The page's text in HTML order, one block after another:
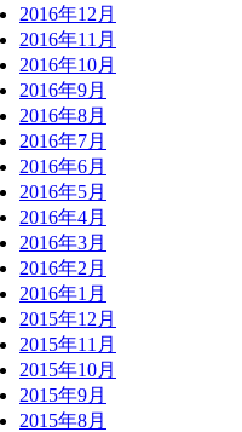
2016年12月
2016年11月
2016年10月
2016年9月
2016年8月
2016年7月
2016年6月
2016年5月
2016年4月
2016年3月
2016年2月
2016年1月
2015年12月
2015年11月
2015年10月
2015年9月
2015年8月